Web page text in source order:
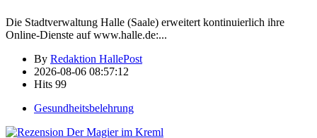
Die Stadtverwaltung Halle (Saale) erweitert kontinuierlich ihre
Online-Dienste auf www.halle.de:...
By Redaktion HallePost
2026-08-06 08:57:12
Hits 99
Gesundheitsbelehrung